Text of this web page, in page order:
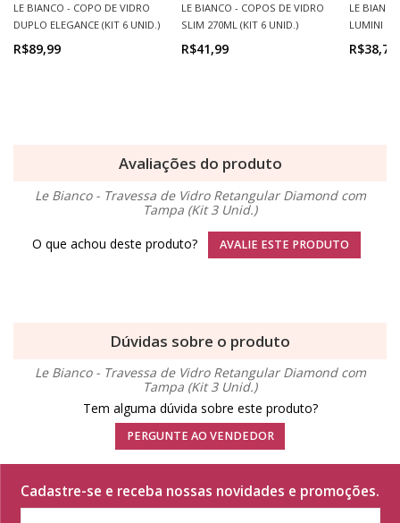
LE BIANCO - COPO DE VIDRO
DUPLO ELEGANCE (KIT 6 UNID.)
R$89,99
LE BIANCO - COPOS DE VIDRO
SLIM 270ML (KIT 6 UNID.)
R$41,99
LE
LUMINI
R$38,70
Avaliações do produto
Le Bianco - Travessa de Vidro Retangular Diamond com
Tampa (Kit 3 Unid.)
O que achou deste produto?
AVALIE ESTE PRODUTO
Dúvidas sobre o produto
Le Bianco - Travessa de Vidro Retangular Diamond com
Tampa (Kit 3 Unid.)
Tem alguma dúvida sobre este produto?
PERGUNTE AO VENDEDOR
Cadastre-se e receba nossas novidades e promoções.